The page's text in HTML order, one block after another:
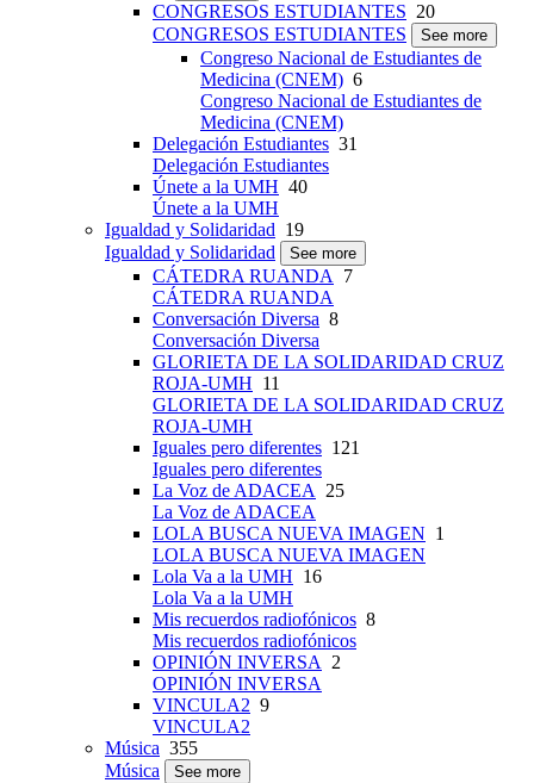
CONGRESOS ESTUDIANTES 20
CONGRESOS ESTUDIANTES
See more
Congreso Nacional de Estudiantes de
Medicina (CNEM) 6
Congreso Nacional de Estudiantes de
Medicina (CNEM)
Delegación Estudiantes 31
Delegación Estudiantes
Únete a la UMH 40
Únete a la UMH
Igualdad y Solidaridad 19
Igualdad y Solidaridad
See more
CÁTEDRA RUANDA
7
CÁTEDRA RUANDA
Conversación Diversa 8
Conversación Diversa
GLORIETA DE LA SOLIDARIDAD CRUZ
ROJA-UMH 11
GLORIETA DE LA SOLIDARIDAD CRUZ
ROJA-UMH
Iguales pero diferentes 121
Iguales pero diferentes
La Voz de ADACEA
25
La Voz de ADACEA
LOLA BUSCA NUEVA IMAGEN 1
LOLA BUSCA NUEVA IMAGEN
Lola Va a la UMH 16
Lola Va a la UMH
Mis recuerdos radiofónicos 8
Mis recuerdos radiofónicos
OPINIÓN INVERSA
2
OPINIÓN INVERSA
VINCULA2 9
VINCULA2
Música 355
Música
See more